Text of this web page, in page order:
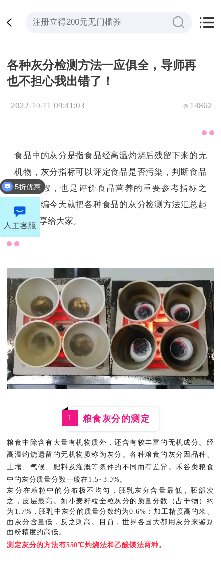
各种灰分检测方法一应俱全，导师再
也不担心我出错了！
2022-10-11 09:41:03 14862
食品中的灰分是指食品经高温灼烧后残留下来的无
机物，灰分指标可以评定食品是否污染，判断食品
是否掺假，也是评价食品营养的重要参考指标之
一。小编今天就把各种食品的灰分检测方法汇总起
来，分享给大家。
1 粮食灰分的测定
粮食中除含有大量有机物质外，还含有较丰富的无机成分。经
高温灼烧遗留的无机物质称为灰分。各种粮食的灰分因品种、
土壤、气候、肥料及灌溉等条件的不同而有差异。禾谷类粮食
中的灰分质量分数一般在1.5~3.0%。
灰分在粮粒中的分布极不均匀，胚乳灰分含量最低，胚部次
之，皮层最高。如小麦籽粒全粒灰分的质量分数（占干物）约
为1.7%，胚乳中灰分的质量分数约为0.6%；加工精度高的米、
面灰分含量低，反之则高。目前，世界各国大都用灰分来鉴别
面粉精度的高低。
测定灰分的方法有550℃灼烧法和乙酸镁法两种。
5折优惠
全平台立减200